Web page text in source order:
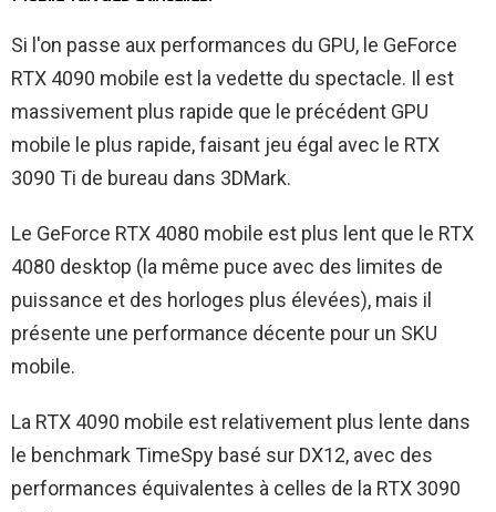
Si l'on passe aux performances du GPU, le GeForce
RTX 4090 mobile est la vedette du spectacle. Il est
massivement plus rapide que le précédent GPU
mobile le plus rapide, faisant jeu égal avec le RTX
3090 Ti de bureau dans 3DMark.
Le GeForce RTX 4080 mobile est plus lent que le RTX
4080 desktop (la même puce avec des limites de
puissance et des horloges plus élevées), mais il
présente une performance décente pour un SKU
mobile.
La RTX 4090 mobile est relativement plus lente dans
le benchmark TimeSpy basé sur DX12, avec des
performances équivalentes à celles de la RTX 3090